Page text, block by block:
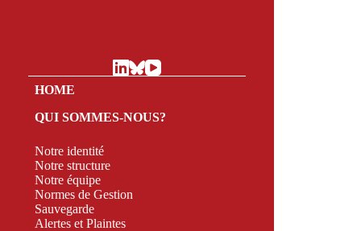
HOME
QUI SOMMES-NOUS?
Notre identité
Notre structure
Notre équipe
Normes de Gestion
Sauvegarde
Alertes et Plaintes